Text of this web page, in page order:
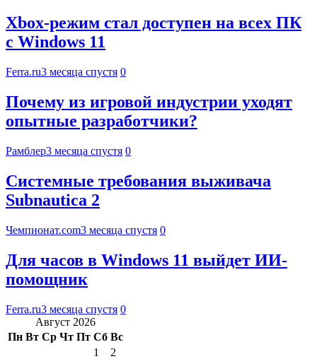
Xbox-режим стал доступен на всех ПК
с Windows 11
Ferra.ru3 месяца спустя 0
Почему из игровой индустрии уходят
опытные разработчики?
Рамблер3 месяца спустя 0
Системные требования выживача
Subnautica 2
Чемпионат.com3 месяца спустя 0
Для часов в Windows 11 выйдет ИИ-
помощник
Ferra.ru3 месяца спустя 0
Август 2026
Пн Вт Ср Чт Пт Сб Вс
1
2